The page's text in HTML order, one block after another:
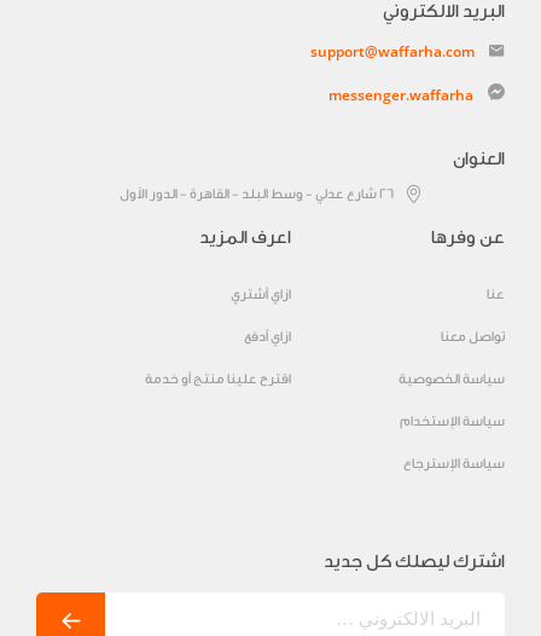
البريد الالكتروني
support@waffarha.com
messenger.waffarha
العنوان
٢٦ شارع عدلي - وسط البلد - القاهرة - الدور الأول
عن وفرها
عنا
تواصل معنا
سياسة الخصوصية
سياسة الإستخدام
سياسة الإسترجاع
اعرف المزيد
ازاي أشتري
ازاي أدفع
اقترح علينا منتج أو خدمة
اشترك ليصلك كل جديد